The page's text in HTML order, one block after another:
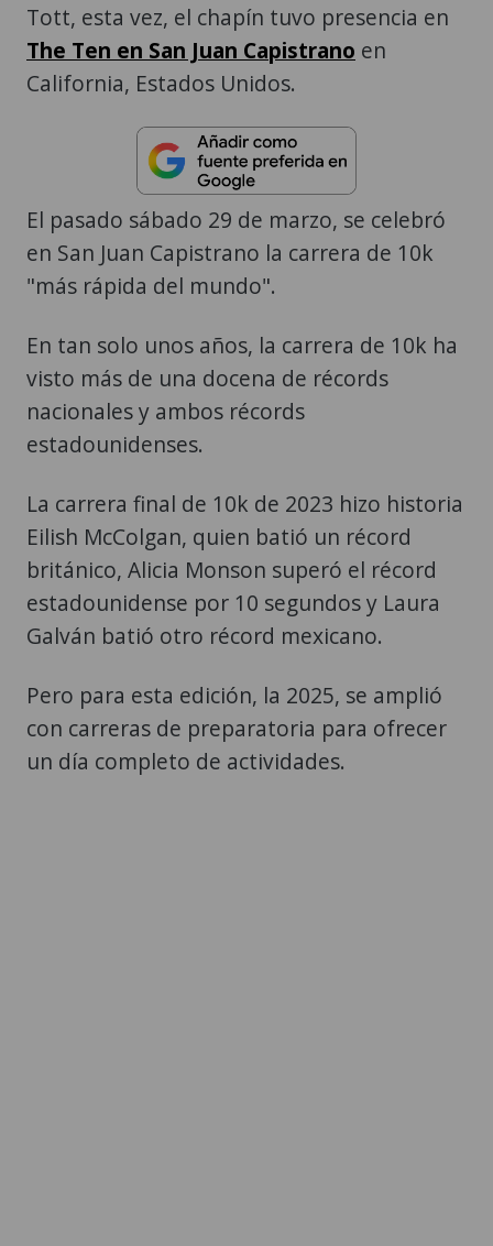
Tott, esta vez, el chapín tuvo presencia en
The Ten en San Juan Capistrano en
California, Estados Unidos.
El pasado sábado 29 de marzo, se celebró
en San Juan Capistrano la carrera de 10k
"más rápida del mundo".
En tan solo unos años, la carrera de 10k ha
visto más de una docena de récords
nacionales y ambos récords
estadounidenses.
La carrera final de 10k de 2023 hizo historia
Eilish McColgan, quien batió un récord
británico, Alicia Monson superó el récord
estadounidense por 10 segundos y Laura
Galván batió otro récord mexicano.
Pero para esta edición, la 2025, se amplió
con carreras de preparatoria para ofrecer
un día completo de actividades.